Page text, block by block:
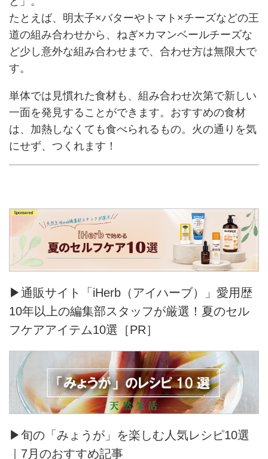
たとえば、明太子×バターやトマト×チーズなどの王
道の組み合わせから、ねぎ×カマンベールチーズな
ど少し意外な組み合わせまで、合わせ方は無限大で
す。
単体では見慣れた食材も、組み合わせ次第で新しい
一面を発見することができます。おすすめの食材
は、加熱しなくても食べられるもの。火の通りを気
にせず、つくれます！
▶通販サイト「iHerb（アイハーブ）」愛用歴
10年以上の編集部スタッフが厳選！夏のセル
フケアアイテム10選［PR］
▶旬の「みょうが」を楽しむ人気レシピ10選
｜7月のおすすめ記事